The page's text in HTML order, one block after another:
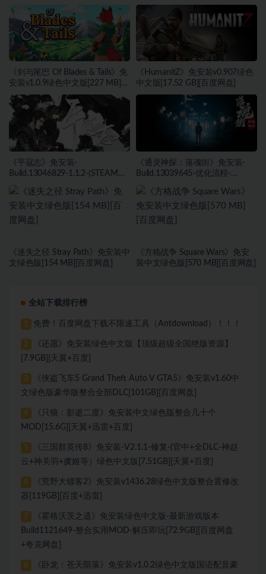
度网盘]
盘]
《剑与尾巴 Of Blades & Tails》免
安装v1.0.9绿色中文版[227 MB]
[百度网盘]
《HumanitZ》免安装v0.907绿色
中文版[17.52 GB][百度网盘]
《平寇志》免安装-
Build.13046829-1.1.2-(STEAM官
GB][百度网盘]
《通灵神探：落魂街》免安装-
Build.13039645-优化流程-
GB][百度网盘]
《迷失之径 Stray Path》免安装中
文绿色版[154 MB][百度网盘]
《方格战争 ⁤Square Wars》免安
装中文绿色版[570 MB][百度网盘]
全站下载排行榜
1 免费！百度网盘下载不限速工具（Antdownload）！！！
2
《还愿》免安装绿色中文版【顶级超级全国绝版资源】
[7.9GB][天翼+百度]
3
《侠盗飞车5 Grand Theft Auto V GTA5》免安装v1.60中
文绿色版豪华版整合全部DLC[101GB][百度网盘]
4
《只狼：影逝二度》免安装中文绿色版整合几十个
MOD[15.6G][天翼+迅雷+百度]
5
《三国群英传8》免安装-V2.1.1-修复-(官中+全DLC-神赵
云+神关羽+虞姬等）绿色中文版[7.51GB][天翼+百度]
6
《荒野大镖客2》免安装v1436.28绿色中文版整合置修改
器[119GB][百度+迅雷]
7
《霍格沃茨之遗》免安装绿色中文版-最新游戏版本
Build1121649-整合实用MOD-解压即玩[72.9GB][百度网盘
+夸克网盘]
8
《卧龙：苍天陨落》免安装v1.0.2绿色中文版国语配音豪